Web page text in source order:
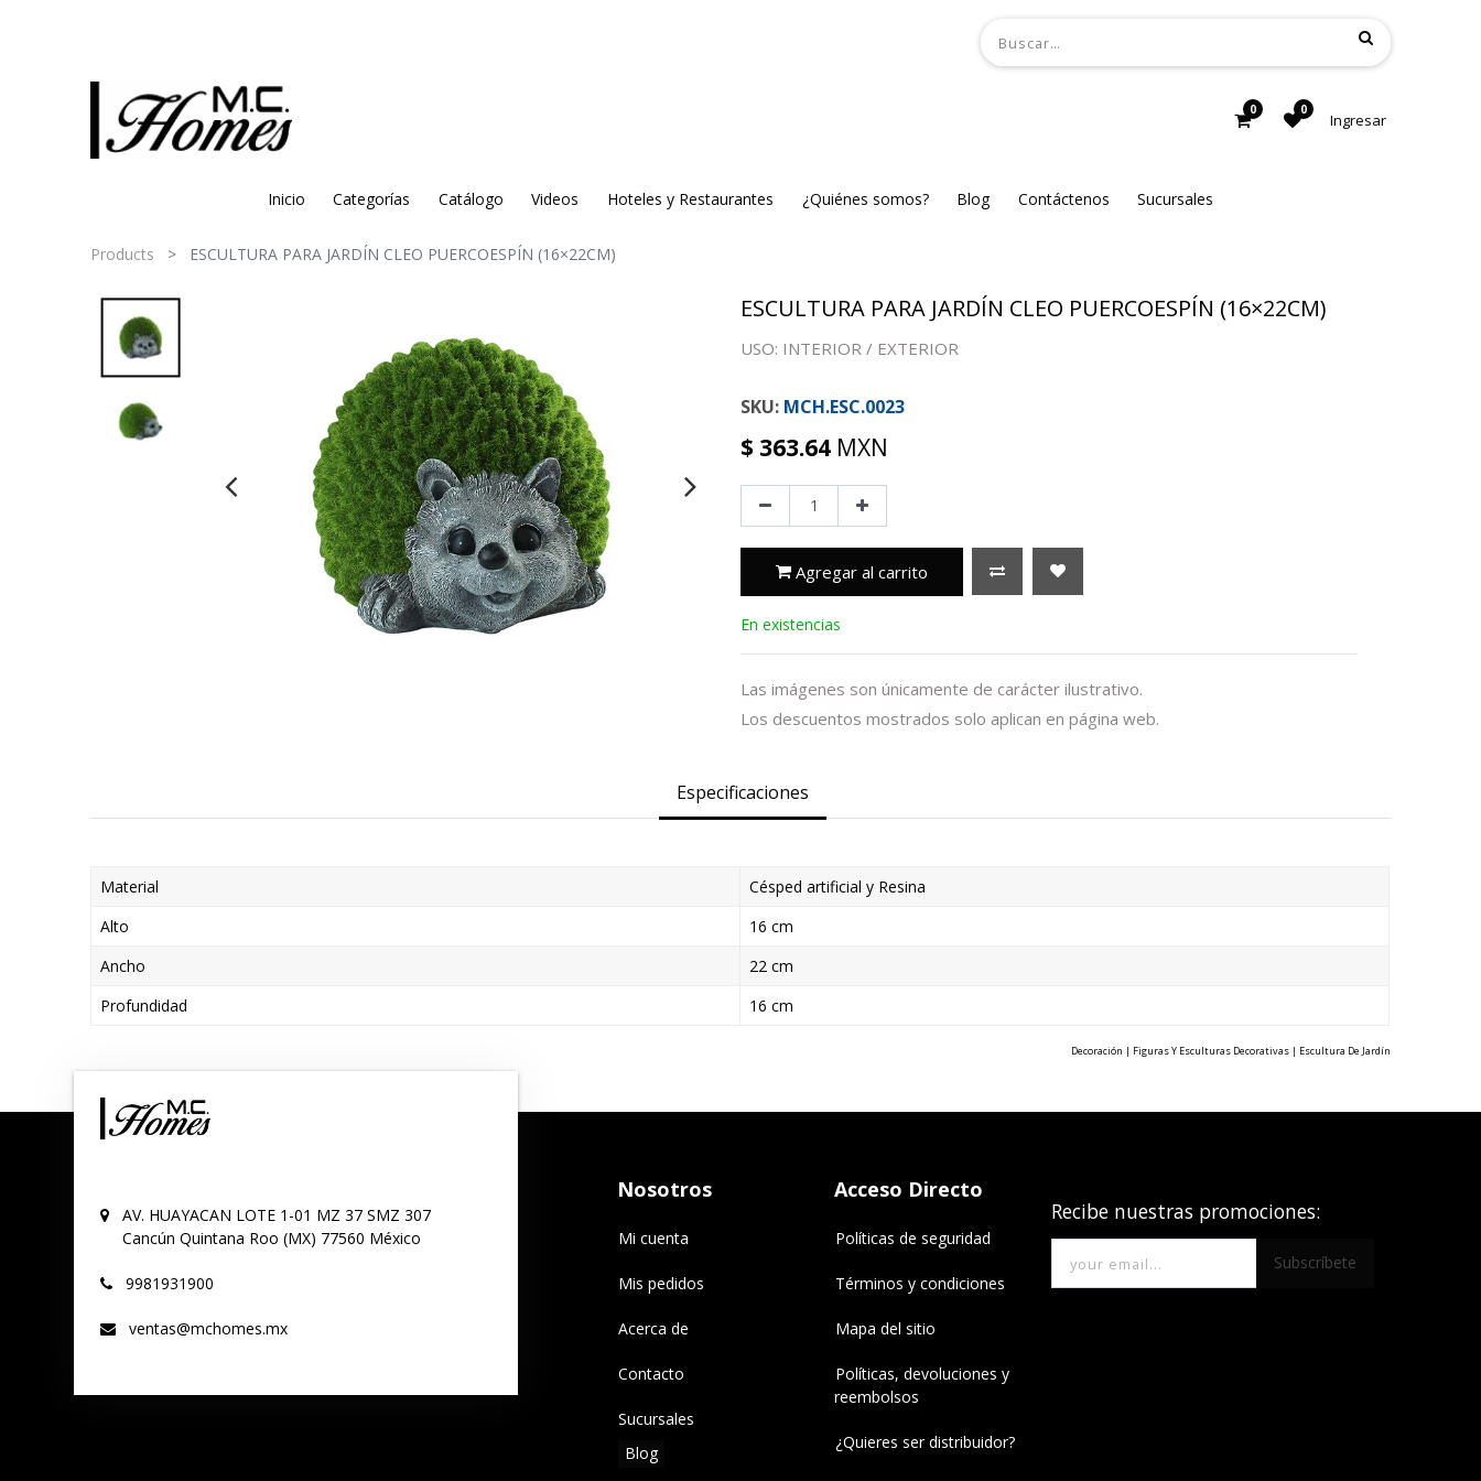
0 0
Ingresar
Inicio Categorías Catálogo Videos Hoteles y Restaurantes ¿Quiénes somos? Blog Contáctenos Sucursales
Products ESCULTURA PARA JARDÍN CLEO PUERCOESPÍN (16×22CM)
ESCULTURA PARA JARDÍN CLEO PUERCOESPÍN (16×22CM)
USO: INTERIOR / EXTERIOR
MCH.ESC.0023
$ 363.64 MXN
Agregar al carrito
En existencias
Las imágenes son únicamente de carácter ilustrativo.
Los descuentos mostrados solo aplican en página web.
Especificaciones
Material
Césped artificial y Resina
Alto
16 cm
Ancho
22 cm
Profundidad
16 cm
Decoración | Figuras Y Esculturas Decorativas | Escultura De Jardín
AV. HUAYACAN LOTE 1-01 MZ 37 SMZ 307
Cancún Quintana Roo (MX) 77560 México
9981931900
ventas@mchomes.mx
Nosotros
Mi cuenta
Mis pedidos
Acerca de
Contacto
Sucursales
Blog
Acceso Directo
Políticas de seguridad
Términos y condiciones
Mapa del sitio
Políticas, devoluciones y
reembolsos
¿Quieres ser distribuidor?
Recibe nuestras promociones:
Subscríbete